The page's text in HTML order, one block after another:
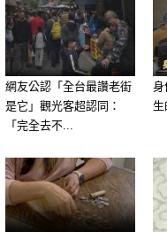
網友公認「全台最讚老街
是它」觀光客超認同：
「完全去不...
身
生